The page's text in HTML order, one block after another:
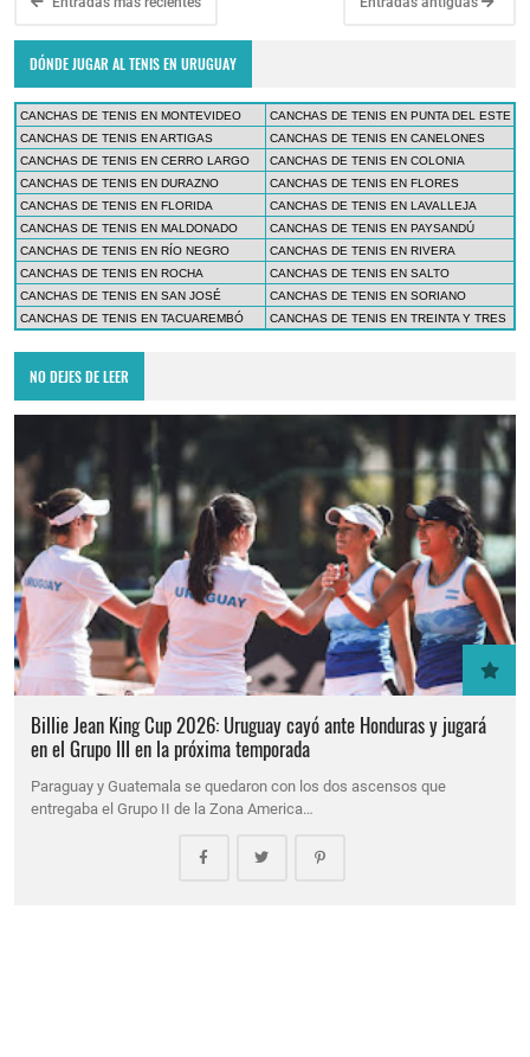
DÓNDE JUGAR AL TENIS EN URUGUAY
CANCHAS DE TENIS EN MONTEVIDEO
CANCHAS DE TENIS EN PUNTA DEL ESTE
CANCHAS DE TENIS EN ARTIGAS
CANCHAS DE TENIS EN CANELONES
CANCHAS DE TENIS EN CERRO LARGO
CANCHAS DE TENIS EN COLONIA
CANCHAS DE TENIS EN DURAZNO
CANCHAS DE TENIS EN FLORES
CANCHAS DE TENIS EN FLORIDA
CANCHAS DE TENIS EN LAVALLEJA
CANCHAS DE TENIS EN MALDONADO
CANCHAS DE TENIS EN PAYSANDÚ
CANCHAS DE TENIS EN RÍO NEGRO
CANCHAS DE TENIS EN RIVERA
CANCHAS DE TENIS EN ROCHA
CANCHAS DE TENIS EN SALTO
CANCHAS DE TENIS EN SAN JOSÉ
CANCHAS DE TENIS EN SORIANO
CANCHAS DE TENIS EN TACUAREMBÓ
CANCHAS DE TENIS EN TREINTA Y TRES
NO DEJES DE LEER
Billie Jean King Cup 2026: Uruguay cayó ante Honduras y jugará
en el Grupo III en la próxima temporada
Paraguay y Guatemala se quedaron con los dos ascensos que
entregaba el Grupo II de la Zona America…